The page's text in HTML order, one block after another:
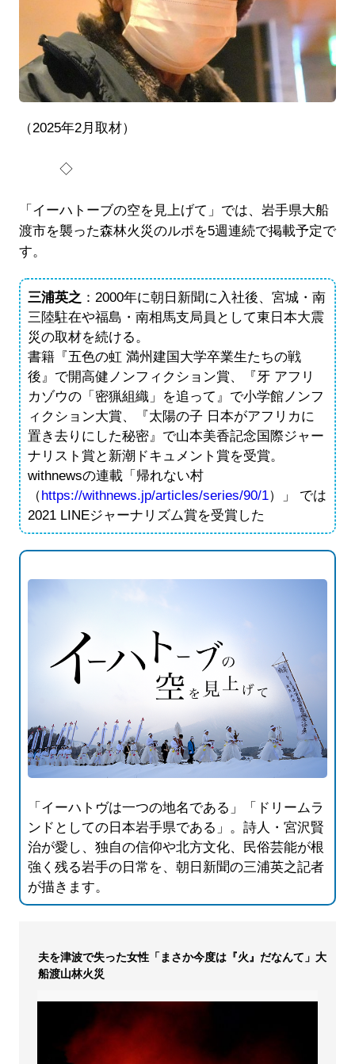
（2025年2月取材）
◇
「イーハトーブの空を見上げて」では、岩手県大船
渡市を襲った森林火災のルポを5週連続で掲載予定で
す。
三浦英之 ：2000年に朝日新聞に入社後、宮城・南
三陸駐在や福島・南相馬支局員として東日本大震
災の取材を続ける。
書籍『五色の虹 満州建国大学卒業生たちの戦
後』で開高健ノンフィクション賞、『牙 アフリ
カゾウの「密猟組織」を追って』で小学館ノンフ
ィクション大賞、『太陽の子 日本がアフリカに
置き去りにした秘密』で山本美香記念国際ジャー
ナリスト賞と新潮ドキュメント賞を受賞。
withnewsの連載「帰れない村
（https://withnews.jp/articles/series/90/1）」 では
2021 LINEジャーナリズム賞を受賞した
「イーハトヴは一つの地名である」「ドリームラ
ンドとしての日本岩手県である」。詩人・宮沢賢
治が愛し、独自の信仰や北方文化、民俗芸能が根
強く残る岩手の日常を、朝日新聞の三浦英之記者
が描きます。
夫を津波で失った女性「まさか今度は『火』だなんて」大
船渡山林火災